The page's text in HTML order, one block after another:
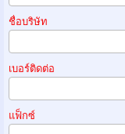
ชื่อบริษัท
เบอร์ติดต่อ
แฟ็กซ์